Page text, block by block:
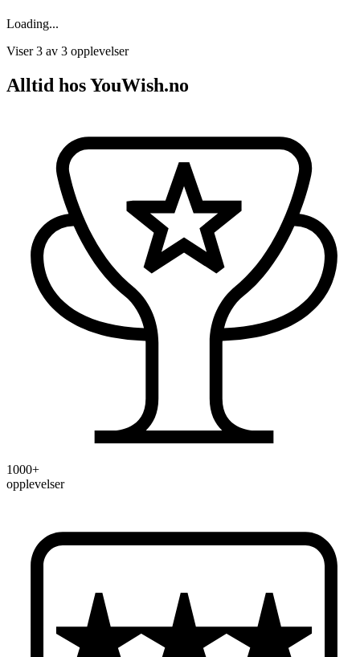
Loading...
Viser 3 av 3 opplevelser
Alltid hos YouWish.no
1000+
opplevelser